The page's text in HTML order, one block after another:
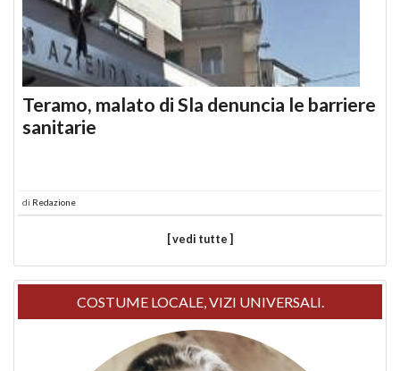
Teramo, malato di Sla denuncia le barriere
sanitarie
di Redazione
[ vedi tutte ]
COSTUME LOCALE, VIZI UNIVERSALI.